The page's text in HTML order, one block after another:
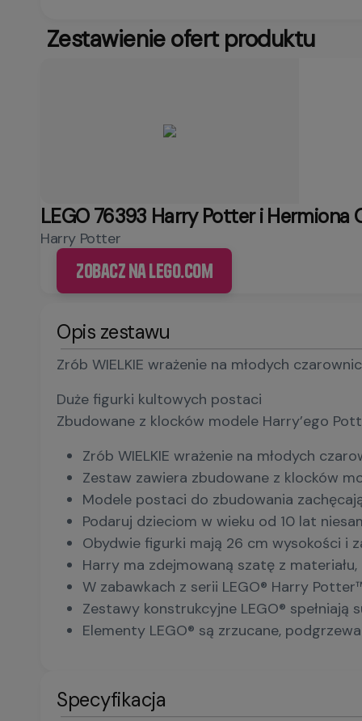
Zestawienie ofert produktu
LEGO 76393 Harry Potter i Hermiona
Harry Potter
Zobacz na LEGO.com
Opis zestawu
Zrób WIELKIE wrażenie na młodych
Duże figurki kultowych postaci
Zbudowane z klocków modele Harry’ego
Zrób WIELKIE wrażenie na młodych
Zestaw zawiera zbudowane z klocków
Modele postaci do zbudowania
Podaruj dzieciom w wieku od 10 lat
Obydwie figurki mają 26 cm wysokości i
Harry ma zdejmowaną szatę z
W zabawkach z serii LEGO® Harry
Zestawy konstrukcyjne LEGO®
Elementy LEGO® są zrzucane,
Specyfikacja